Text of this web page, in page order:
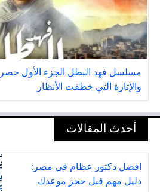
مسلسل فهد البطل الجزء الأول
والإثارة التي خطفت الأنظار
أحدث المقالات
افضل دكتور عظام في مصر:
دليل مهم قبل حجز موعدك